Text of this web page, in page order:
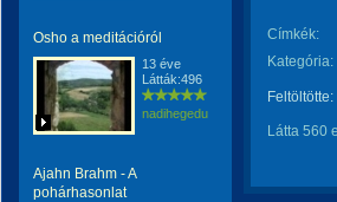
Osho a meditációról
13 éve
Látták:496
nadihegedu
Ajahn Brahm - A
pohárhasonlat
Címkék:
Kategória:
Feltöltötte:
Látta 560